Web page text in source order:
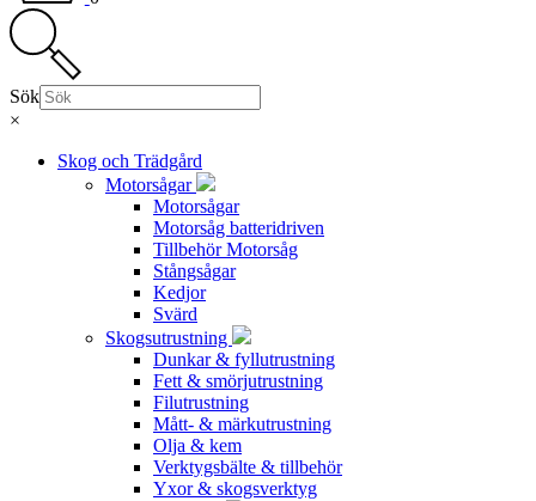
Sök
×
Skog och Trädgård
Motorsågar
Motorsågar
Motorsåg batteridriven
Tillbehör Motorsåg
Stångsågar
Kedjor
Svärd
Skogsutrustning
Dunkar & fyllutrustning
Fett & smörjutrustning
Filutrustning
Mått- & märkutrustning
Olja & kem
Verktygsbälte & tillbehör
Yxor & skogsverktyg